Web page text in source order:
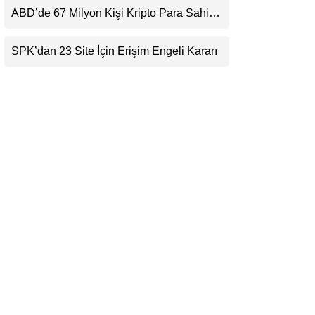
LinkedIn
Telegram
Beklentisini Bozabilir
ABD’de 67 Milyon Kişi Kripto Para Sahibi:
SPK’dan 23 Site İçin Erişim Engeli Kararı